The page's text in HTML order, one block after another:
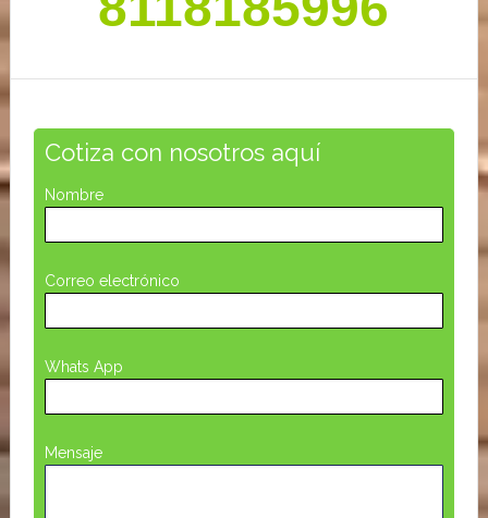
Cotiza con nosotros aquí
Nombre
Correo electrónico
Whats App
Mensaje